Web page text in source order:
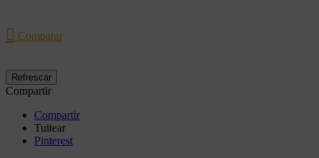
 Comparar
Compartir
Compartir
Tuitear
Pinterest